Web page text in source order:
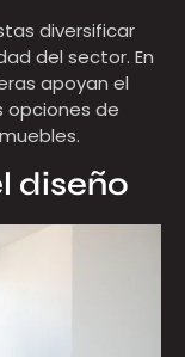
diversificar
del sector. En
apoyan el
opciones de
diseño